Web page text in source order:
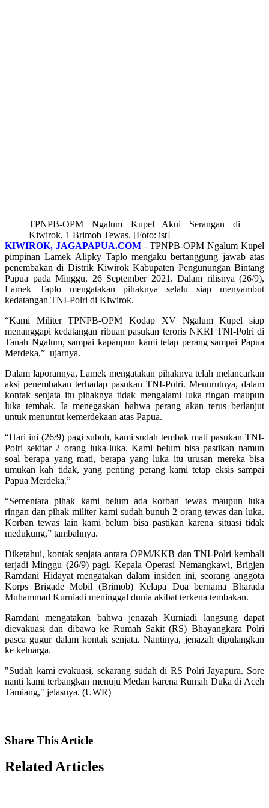
TPNPB-OPM Ngalum Kupel Akui Serangan di
Kiwirok, 1 Brimob Tewas. [Foto: ist]
KIWIROK, JAGAPAPUA.COM-TPNPB-OPM Ngalum Kupel
pimpinan Lamek Alipky Taplo mengaku bertanggung jawab atas
penembakan di Distrik Kiwirok Kabupaten Pengunungan Bintang
Papua pada Minggu, 26 September 2021. Dalam rilisnya (26/9),
Lamek Taplo mengatakan pihaknya selalu siap menyambut
kedatangan TNI-Polri di Kiwirok.
“Kami Militer TPNPB-OPM Kodap XV Ngalum Kupel siap
menanggapi kedatangan ribuan pasukan teroris NKRI TNI-Polri di
Tanah Ngalum, sampai kapanpun kami tetap perang sampai Papua
Merdeka,” ujarnya.
Dalam laporannya, Lamek mengatakan pihaknya telah melancarkan
aksi penembakan terhadap pasukan TNI-Polri. Menurutnya, dalam
kontak senjata itu pihaknya tidak mengalami luka ringan maupun
luka tembak. Ia menegaskan bahwa perang akan terus berlanjut
untuk menuntut kemerdekaan atas Papua.
“Hari ini (26/9) pagi subuh, kami sudah tembak mati pasukan TNI-
Polri sekitar 2 orang luka-luka. Kami belum bisa pastikan namun
soal berapa yang mati, berapa yang luka itu urusan mereka bisa
umukan kah tidak, yang penting perang kami tetap eksis sampai
Papua Merdeka.”
“Sementara pihak kami belum ada korban tewas maupun luka
ringan dan pihak militer kami sudah bunuh 2 orang tewas dan luka.
Korban tewas lain kami belum bisa pastikan karena situasi tidak
medukung,” tambahnya.
Diketahui, kontak senjata antara OPM/KKB dan TNI-Polri kembali
terjadi Minggu (26/9) pagi. Kepala Operasi Nemangkawi, Brigjen
Ramdani Hidayat mengatakan dalam insiden ini, seorang anggota
Korps Brigade Mobil (Brimob) Kelapa Dua bernama Bharada
Muhammad Kurniadi meninggal dunia akibat terkena tembakan.
Ramdani mengatakan bahwa jenazah Kurniadi langsung dapat
dievakuasi dan dibawa ke Rumah Sakit (RS) Bhayangkara Polri
pasca gugur dalam kontak senjata. Nantinya, jenazah dipulangkan
ke keluarga.
"Sudah kami evakuasi, sekarang sudah di RS Polri Jayapura. Sore
nanti kami terbangkan menuju Medan karena Rumah Duka di Aceh
Tamiang," jelasnya. (UWR)
Share This Article
RelatedArticles